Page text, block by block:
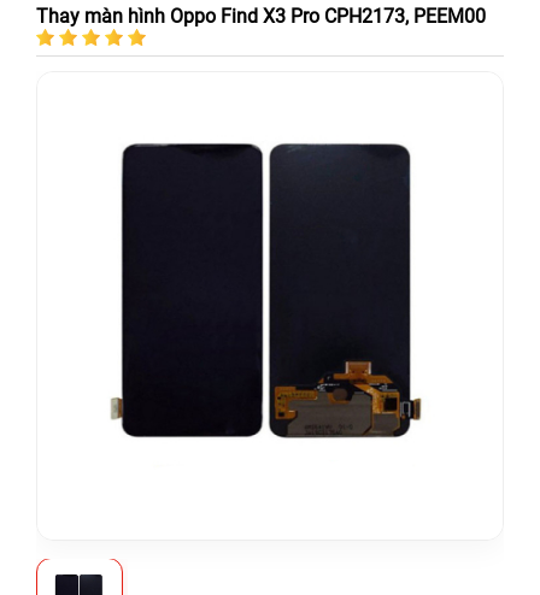
Thay màn hình Oppo Find X3 Pro CPH2173, PEEM00